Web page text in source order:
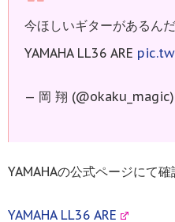
今ほしいギターがあるん
YAMAHA LL36 ARE
— 岡 翔 (@okaku_magic)
YAMAHAの公式ページにて確
YAMAHA LL36 ARE